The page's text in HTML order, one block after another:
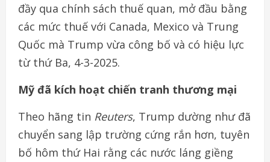
đầy qua chính sách thuế quan, mở đầu bằng
các mức thuế với Canada, Mexico và Trung
Quốc mà Trump vừa công bố và có hiệu lực
từ thứ Ba, 4-3-2025.
Mỹ đã kích hoạt chiến tranh thương mại
Theo hãng tin Reuters, Trump dường như đã
chuyển sang lập trường cứng rắn hơn, tuyên
bố hôm thứ Hai rằng các nước láng giềng